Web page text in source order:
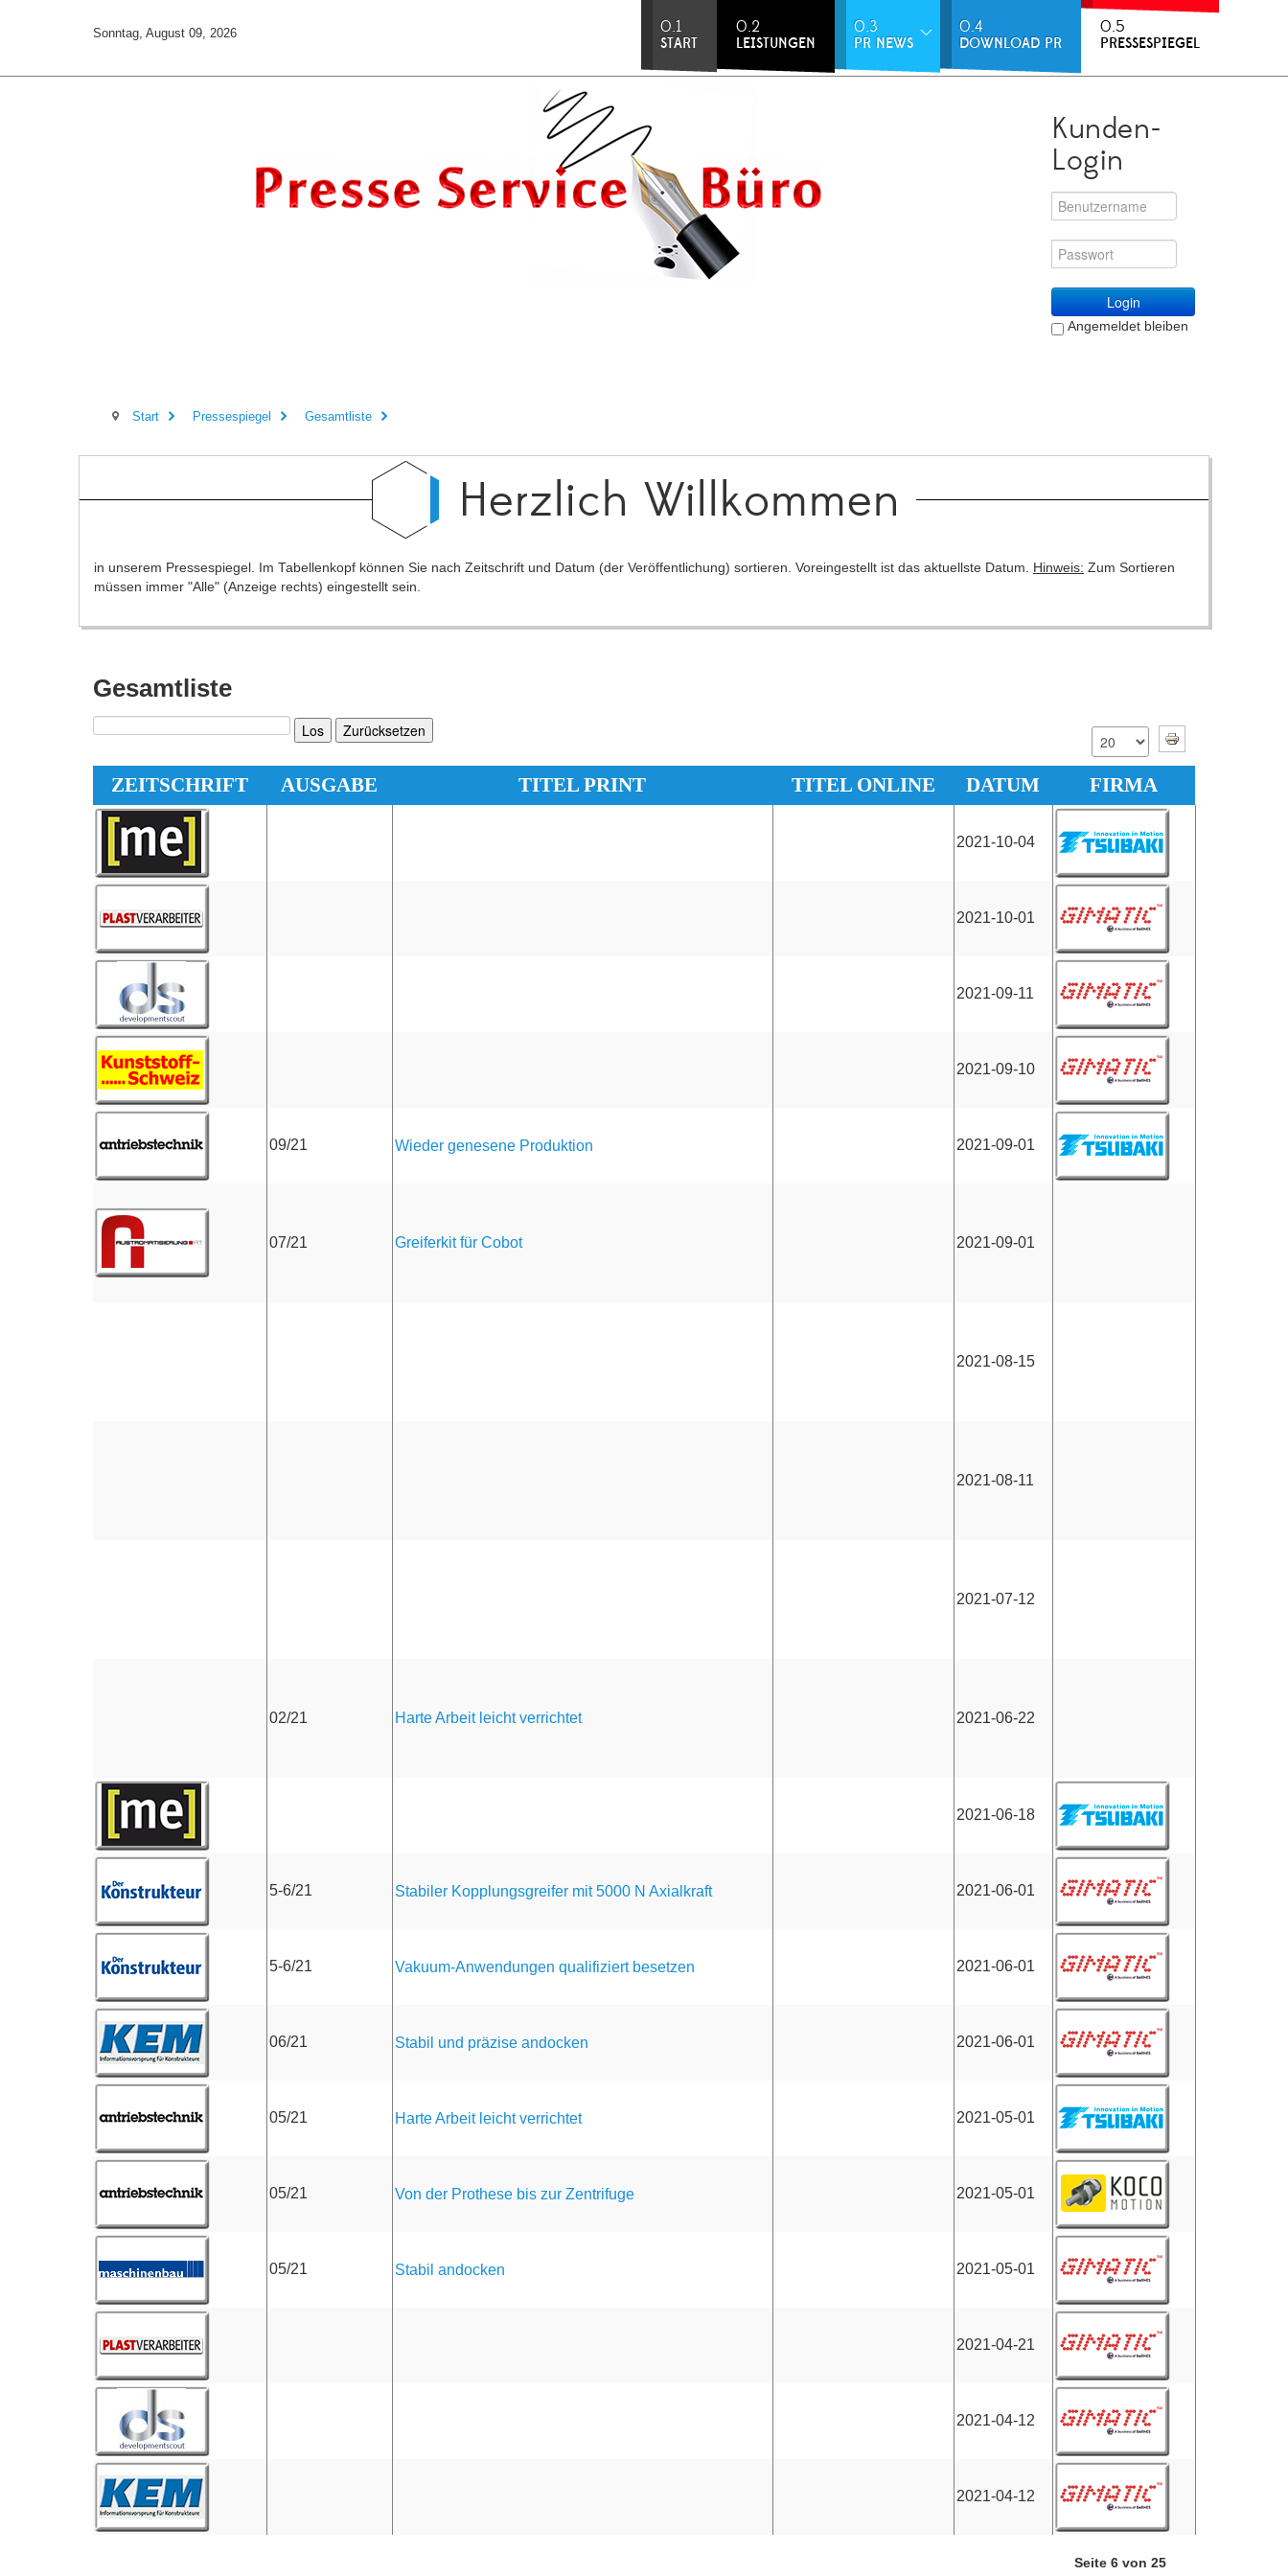
Sonntag, August 09, 2026 0.1
START
0.2
LEISTUNGEN
0.3
PR NEWS
0.4
DOWNLOAD PR
0.5
PRESSESPIEGEL
Kunden-
Login
Login
Angemeldet bleiben
Start Pressespiegel Gesamtliste
Herzlich Willkommen
in unserem Pressespiegel. Im Tabellenkopf können Sie nach Zeitschrift und Datum (der Veröffentlichung) sortieren. Voreingestellt ist das aktuellste Datum. Hinweis: Zum Sortieren
müssen immer "Alle" (Anzeige rechts) eingestellt sein.
Gesamtliste
Los Zurücksetzen
ZEITSCHRIFT AUSGABE TITEL PRINT TITEL ONLINE DATUM FIRMA
2021-10-04
2021-10-01
2021-09-11
2021-09-10
09/21 Wieder genesene Produktion 2021-09-01
07/21 Greiferkit für Cobot 2021-09-01
2021-08-15
2021-08-11
2021-07-12
02/21 Harte Arbeit leicht verrichtet 2021-06-22
2021-06-18
5-6/21 Stabiler Kopplungsgreifer mit 5000 N Axialkraft 2021-06-01
5-6/21 Vakuum-Anwendungen qualifiziert besetzen 2021-06-01
06/21 Stabil und präzise andocken 2021-06-01
05/21 Harte Arbeit leicht verrichtet 2021-05-01
05/21 Von der Prothese bis zur Zentrifuge 2021-05-01
05/21 Stabil andocken 2021-05-01
2021-04-21
2021-04-12
2021-04-12
Seite 6 von 25